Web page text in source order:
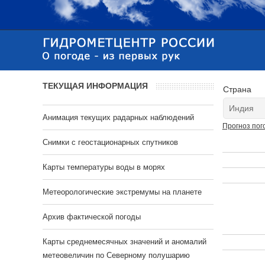
Страна
Прогноз
ТЕКУЩАЯ ИНФОРМАЦИЯ
Анимация текущих радарных наблюдений
Cнимки с геостационарных спутников
Карты температуры воды в морях
Метеорологические экстремумы на планете
Архив фактической погоды
Карты среднемесячных значений и аномалий
метеовеличин по Северному полушарию